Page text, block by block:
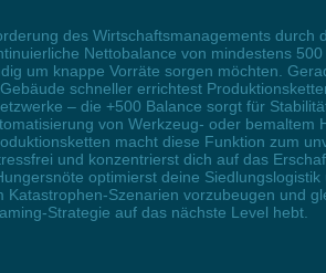
des Wirtschaftsmanagements
Nettobalance von mindestens
um knappe Vorräte sorgen möchten.
schneller errichtest
– die +500 Balance sorgt für
von Werkzeug- oder
macht diese Funktion zum
und konzentrierst dich auf das
optimierst deine
Szenarien vorzubeugen und
Strategie auf das nächste Level hebt.